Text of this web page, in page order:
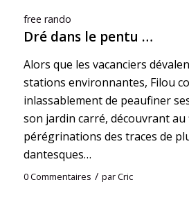
free rando
Dré dans le pentu …
Alors que les vacanciers
stations environnantes, Filou
inlassablement de peaufiner
son jardin carré, découvrant au
pérégrinations des traces de
dantesques…
0 Commentaires / parCric